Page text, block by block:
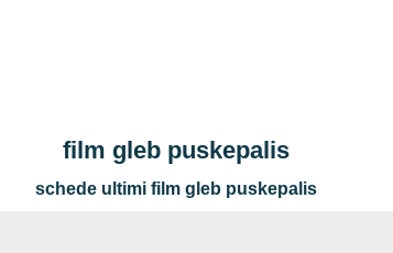
film gleb puskepalis
schede ultimi film gleb puskepalis